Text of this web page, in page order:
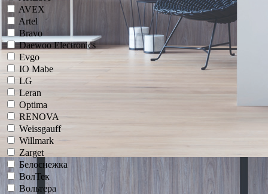
AVEX
Artel
Bravo
Daewoo Electronics
Evgo
IO Mabe
LG
Leran
Optima
RENOVA
Weissgauff
Willmark
Zarget
Белоснежка
ВолТек
Вольтера